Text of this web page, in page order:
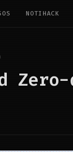
NOTIHACK
Zero-